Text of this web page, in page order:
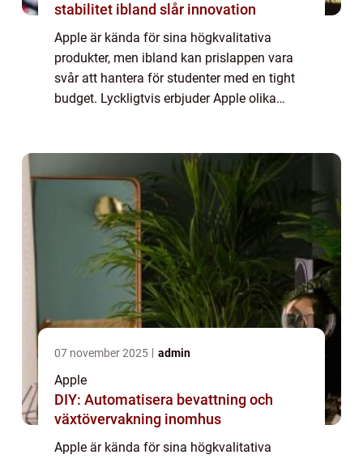
stabilitet ibland slår innovation
Apple är kända för sina högkvalitativa
produkter, men ibland kan prislappen vara
svår att hantera för studenter med en tight
budget. Lyckligtvis erbjuder Apple olika
07 november 2025 admin
Apple
DIY: Automatisera bevattning och
växtövervakning inomhus
Apple är kända för sina högkvalitativa